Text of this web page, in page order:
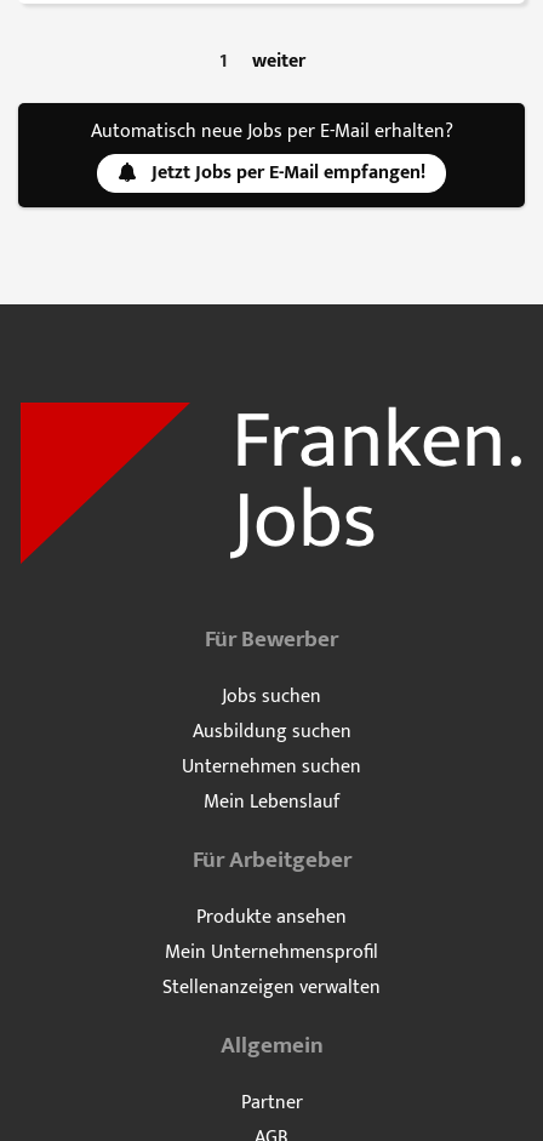
1 weiter
Automatisch neue Jobs per E-Mail erhalten?
Jetzt Jobs per E-Mail empfangen!
Für Bewerber
Jobs suchen
Ausbildung suchen
Unternehmen suchen
Mein Lebenslauf
Für Arbeitgeber
Produkte ansehen
Mein Unternehmensprofil
Stellenanzeigen verwalten
Allgemein
Partner